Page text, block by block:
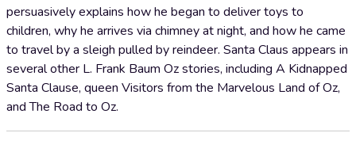
persuasively explains how he began to deliver toys to
children, why he arrives via chimney at night, and how he came
to travel by a sleigh pulled by reindeer. Santa Claus appears in
several other L. Frank Baum Oz stories, including A Kidnapped
Santa Clause, queen Visitors from the Marvelous Land of Oz,
and The Road to Oz.